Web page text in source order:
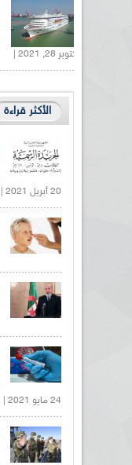
أكتوبر 28, 2021 |
الأكثر قراءة
20 أبريل 2021 |
24 مايو 2021 |